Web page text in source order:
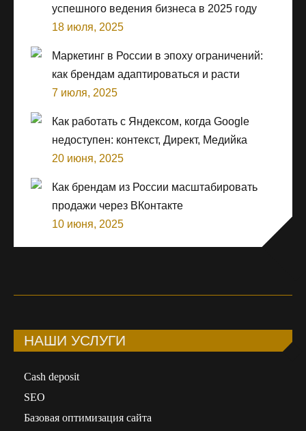
успешного ведения бизнеса в 2025 году
18 июля, 2025
Маркетинг в России в эпоху ограничений:
как брендам адаптироваться и расти
7 июля, 2025
Как работать с Яндексом, когда Google
недоступен: контекст, Директ, Медийка
20 июня, 2025
Как брендам из России масштабировать
продажи через ВКонтакте
10 июня, 2025
НАШИ УСЛУГИ
Сash deposit
SEO
Базовая оптимизация сайта